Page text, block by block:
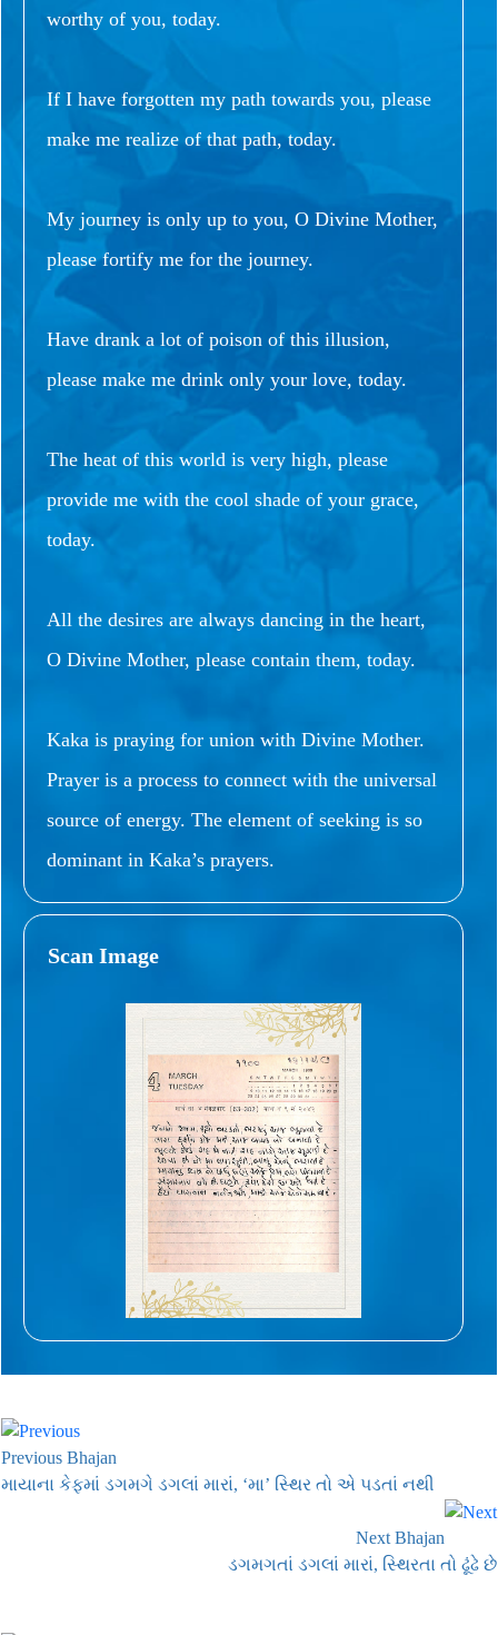
worthy of you, today.
If I have forgotten my path towards you, please
make me realize of that path, today.
My journey is only up to you, O Divine Mother,
please fortify me for the journey.
Have drank a lot of poison of this illusion,
please make me drink only your love, today.
The heat of this world is very high, please
provide me with the cool shade of your grace,
today.
All the desires are always dancing in the heart,
O Divine Mother, please contain them, today.
Kaka is praying for union with Divine Mother.
Prayer is a process to connect with the universal
source of energy. The element of seeking is so
dominant in Kaka’s prayers.
Scan Image
Previous Bhajan
માયાના કેફમાં ડગમગે ડગલાં મારાં, ‘મા’ સ્થિર તો એ પડતાં નથી
Next Bhajan
ડગમગતાં ડગલાં મારાં, સ્થિરતા તો ઢૂંઢે છે